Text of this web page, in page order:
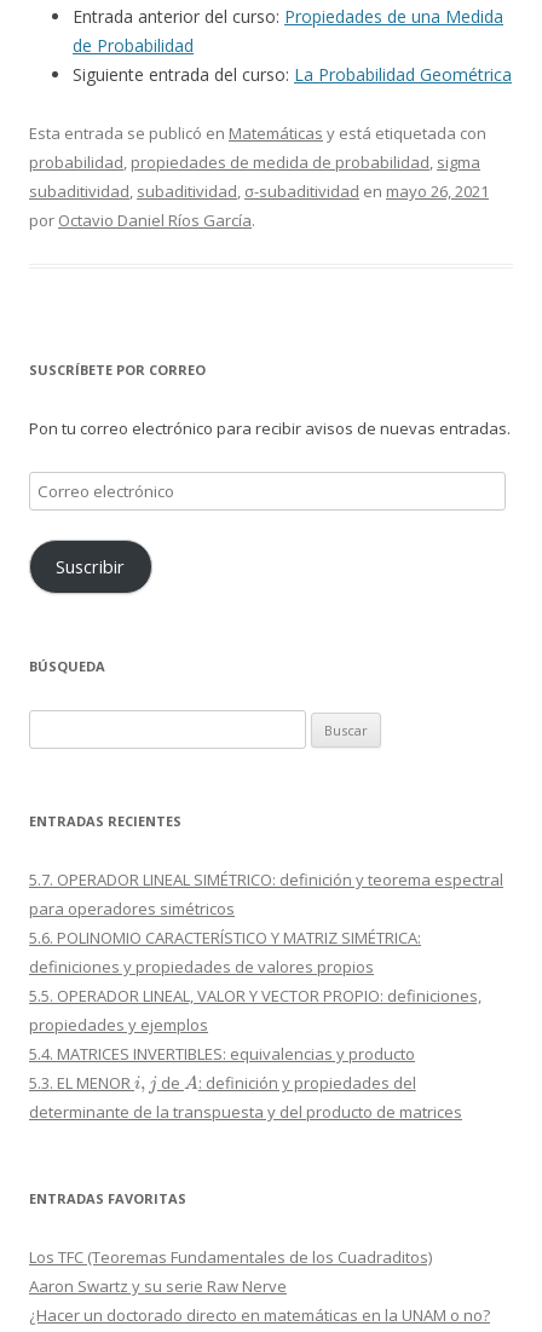
Entrada anterior del curso: Propiedades de una Medida
de Probabilidad
Siguiente entrada del curso: La Probabilidad Geométrica
Esta entrada se publicó en Matemáticas y está etiquetada con
probabilidad, propiedades de medida de probabilidad, sigma
subaditividad, subaditividad, σ-subaditividad en mayo 26, 2021
por Octavio Daniel Ríos García.
SUSCRÍBETE POR CORREO
Pon tu correo electrónico para recibir avisos de nuevas entradas.
Correo
electrónico
Suscribir
BÚSQUEDA
ENTRADAS RECIENTES
5.7. OPERADOR LINEAL SIMÉTRICO: definición y teorema espectral
para operadores simétricos
5.6. POLINOMIO CARACTERÍSTICO Y MATRIZ SIMÉTRICA:
definiciones y propiedades de valores propios
5.5. OPERADOR LINEAL, VALOR Y VECTOR PROPIO: definiciones,
propiedades y ejemplos
5.4. MATRICES INVERTIBLES: equivalencias y producto
5.3. EL MENORi,j de A: definición y propiedades del
determinante de la transpuesta y del producto de matrices
ENTRADAS FAVORITAS
Los TFC (Teoremas Fundamentales de los Cuadraditos)
Aaron Swartz y su serie Raw Nerve
¿Hacer un doctorado directo en matemáticas en la UNAM o no?